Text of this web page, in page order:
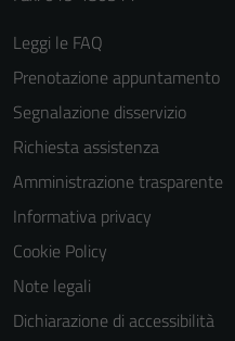
Leggi le FAQ
Prenotazione appuntamento
Segnalazione disservizio
Richiesta assistenza
Amministrazione trasparente
Informativa privacy
Cookie Policy
Note legali
Dichiarazione di accessibilità